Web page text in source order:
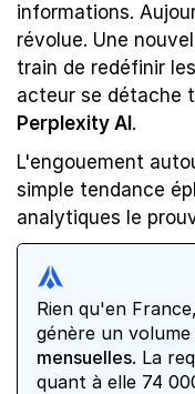
informations.
révolue. Une
train de redéfinir
Perplexity AI .
L'engouement
simple tendance
analytiques le
Rien qu'en
génère un volume
mensuelles. La
quant à elle 74